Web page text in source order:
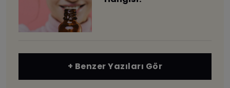
+ Benzer Yazıları Gör